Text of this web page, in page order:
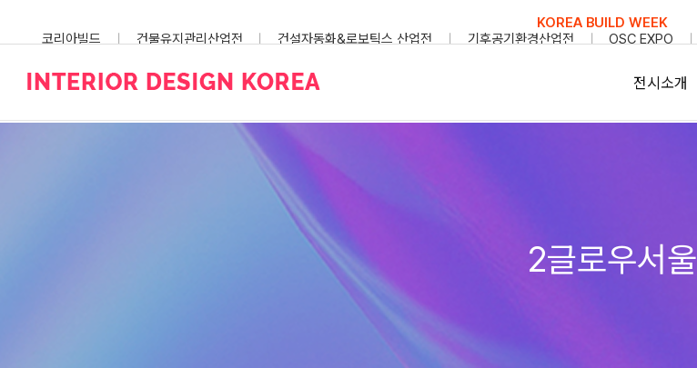
KOREA BUILD WEEK
코리아빌드
건물유지관리산업전 건설자동화&로보틱스 산업전 기후공기환경산업전 OSC EXPO
전시소개
2글로우서울